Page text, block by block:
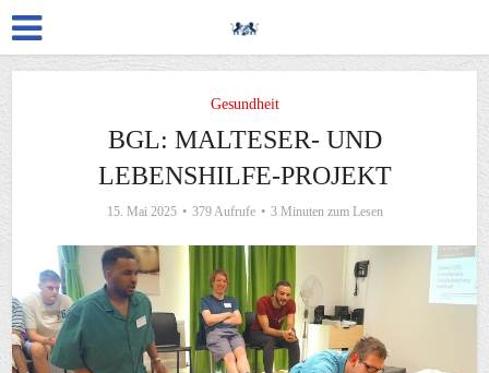
Gesundheit
BGL: MALTESER- UND
LEBENSHILFE-PROJEKT
15. Mai 2025 379 Aufrufe 3 Minuten zum Lesen